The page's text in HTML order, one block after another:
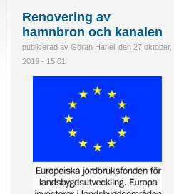
Renovering av
hamnbron och kanalen
publicerad av Göran Hanell den 27 oktober,
2019 - 15:01